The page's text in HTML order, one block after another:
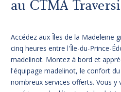
au CTMA
Accédez aux Îles de la Madeleine
cinq heures entre l'Île-du-Prince-
madelinot. Montez à bord et
l'équipage madelinot, le confort
nombreux services offerts. Vous y